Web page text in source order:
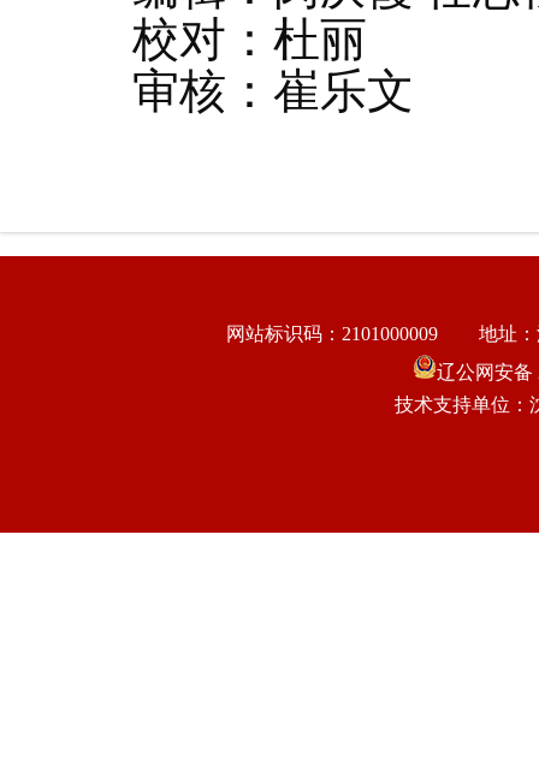
校对：杜丽
审核：崔乐文
网站标识码：2101000009
地址
辽公网安备
技术支持单位：